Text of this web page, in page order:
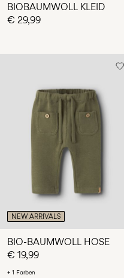
BIOBAUMWOLL KLEID
€ 29,99
NEW ARRIVALS
BIO-BAUMWOLL HOSE
€ 19,99
+ 1 Farben